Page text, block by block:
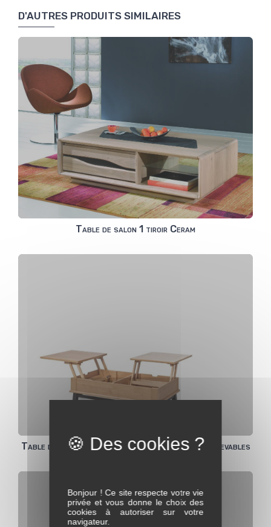
D'AUTRES PRODUITS SIMILAIRES
Table de salon 1 tiroir Ceram
Table de salon Dinette Mont Blanc plateaux relevables
Bonjour ! Ce site respecte votre vie
privée et vous donne le choix des
cookies à autoriser sur votre
navigateur.